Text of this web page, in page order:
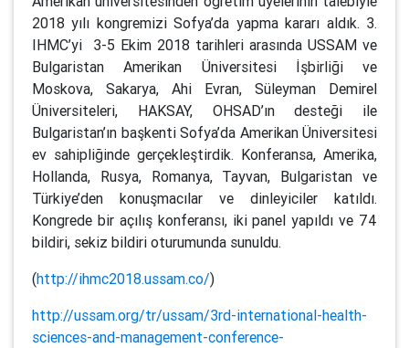
2018 yılı kongremizi Sofya’da yapma kararı aldık. 3.
IHMC’yi 3-5 Ekim 2018 tarihleri arasında USSAM ve
Bulgaristan Amerikan Üniversitesi İşbirliği ve
Moskova, Sakarya, Ahi Evran, Süleyman Demirel
Üniversiteleri, HAKSAY, OHSAD’ın desteği ile
Bulgaristan’ın başkenti Sofya’da Amerikan Üniversitesi
ev sahipliğinde gerçekleştirdik. Konferansa, Amerika,
Hollanda, Rusya, Romanya, Tayvan, Bulgaristan ve
Türkiye’den konuşmacılar ve dinleyiciler katıldı.
Kongrede bir açılış konferansı, iki panel yapıldı ve 74
bildiri, sekiz bildiri oturumunda sunuldu.
(http://ihmc2018.ussam.co/)
http://ussam.org/tr/ussam/3rd-international-health-
sciences-and-management-conference-